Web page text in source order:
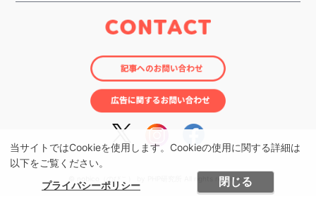
当サイトではCookieを使用します。Cookieの使用に関する詳細は
以下をご覧ください。
プライバシーポリシー
閉じる
© nobico（のびこ） by PHP研究所 All rights reserved.